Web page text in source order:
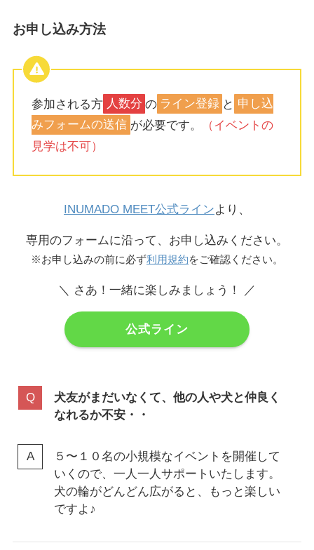
お申し込み方法
参加される方 人数分 の ライン登録 と 申し込
みフォームの送信 が必要です。
（イベントの
見学は不可）
INUMADO MEET公式ラインより、
専用のフォームに沿って、お申し込みください。
※お申し込みの前に必ず利用規約をご確認ください。
＼ さあ！一緒に楽しみましょう！ ／
公式ライン
犬友がまだいなくて、他の人や犬と仲良く
なれるか不安・・
５〜１０名の小規模なイベントを開催して
いくので、一人一人サポートいたします。
犬の輪がどんどん広がると、もっと楽しい
ですよ♪